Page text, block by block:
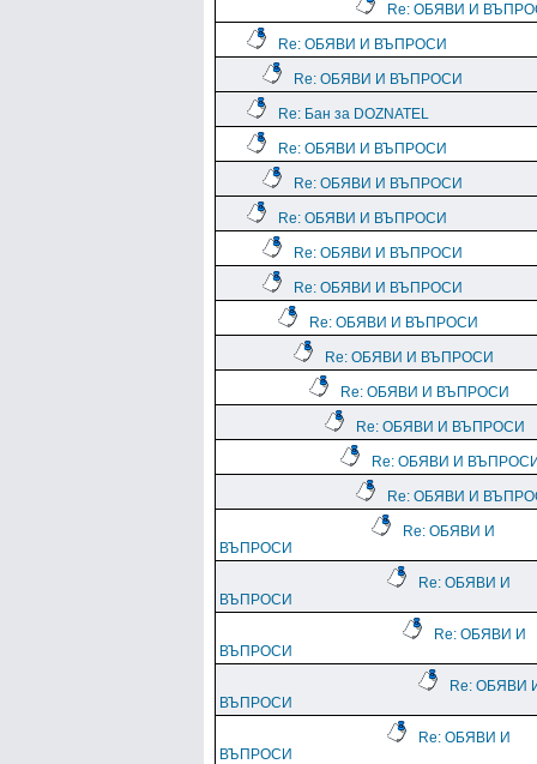
Re: ОБЯВИ И
Re: ОБЯВИ И ВЪПРОСИ
Re: ОБЯВИ И ВЪПРОСИ
Re: Бан за DOZNATEL
Re: ОБЯВИ И ВЪПРОСИ
Re: ОБЯВИ И ВЪПРОСИ
Re: ОБЯВИ И ВЪПРОСИ
Re: ОБЯВИ И ВЪПРОСИ
Re: ОБЯВИ И ВЪПРОСИ
Re: ОБЯВИ И ВЪПРОСИ
Re: ОБЯВИ И ВЪПРОСИ
Re: ОБЯВИ И ВЪПРОСИ
Re: ОБЯВИ И ВЪПРОСИ
Re: ОБЯВИ И
Re: ОБЯВИ И
Re: ОБЯВИ И
ВЪПРОСИ
Re: ОБЯВИ И
ВЪПРОСИ
Re: ОБЯВИ И
ВЪПРОСИ
Re: ОБЯВИ
ВЪПРОСИ
Re: ОБЯВИ И
ВЪПРОСИ